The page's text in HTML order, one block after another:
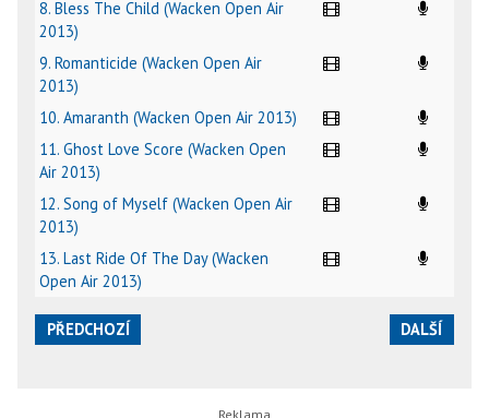
8. Bless The Child (Wacken Open Air
2013)
9. Romanticide (Wacken Open Air
2013)
10. Amaranth (Wacken Open Air 2013)
11. Ghost Love Score (Wacken Open
Air 2013)
12. Song of Myself (Wacken Open Air
2013)
13. Last Ride Of The Day (Wacken
Open Air 2013)
PŘEDCHOZÍ DALŠÍ